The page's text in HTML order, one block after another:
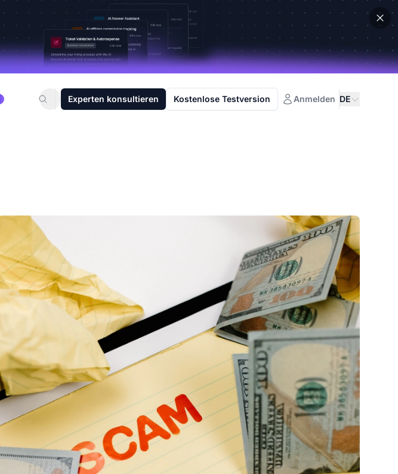
Experten konsultieren Kostenlose Testversion Anmelden DE